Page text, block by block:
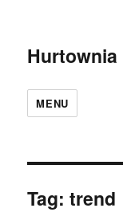
MENU
Tag:trend